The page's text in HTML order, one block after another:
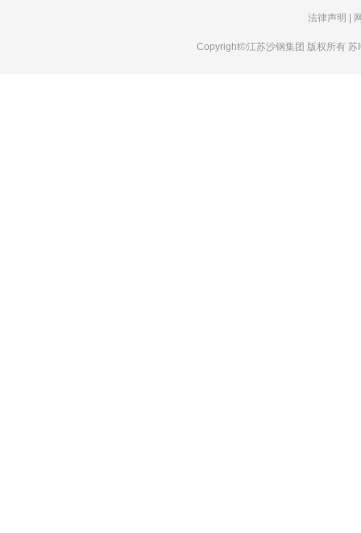
法律声明
Copyright©江苏沙钢集团 版权所有 苏